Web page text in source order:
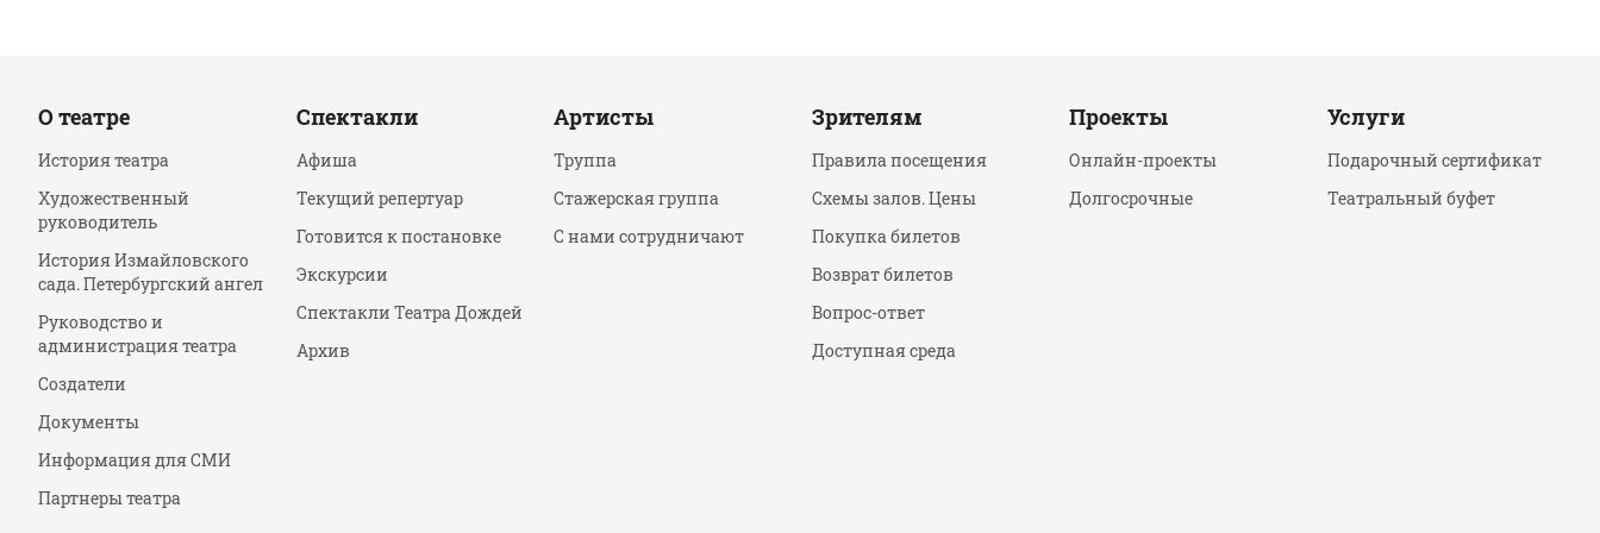
О театре
История театра
Художественный
руководитель
История Измайловского
сада. Петербургский ангел
Руководство и
администрация театра
Создатели
Документы
Информация для СМИ
Партнеры театра
Спектакли
Афиша
Текущий репертуар
Готовится к постановке
Экскурсии
Спектакли Театра Дождей
Архив
Артисты
Труппа
Стажерская группа
С нами сотрудничают
Зрителям
Правила посещения
Схемы залов. Цены
Покупка билетов
Возврат билетов
Вопрос-ответ
Доступная среда
Проекты
Онлайн-проекты
Долгосрочные
Услуги
Подарочный сертификат
Театральный буфет